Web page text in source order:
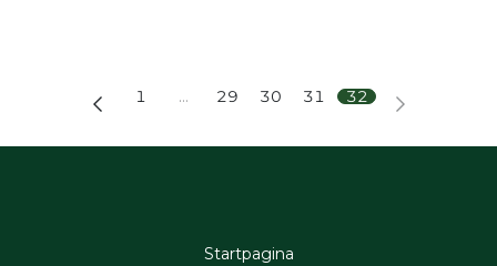
1 … 29 30 31 32
Startpagina